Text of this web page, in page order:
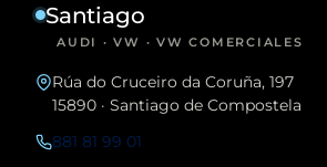
Santiago
AUDI · VW · VW COMERCIALES
Rúa do Cruceiro da Coruña, 197
15890 · Santiago de Compostela
881 81 99 01